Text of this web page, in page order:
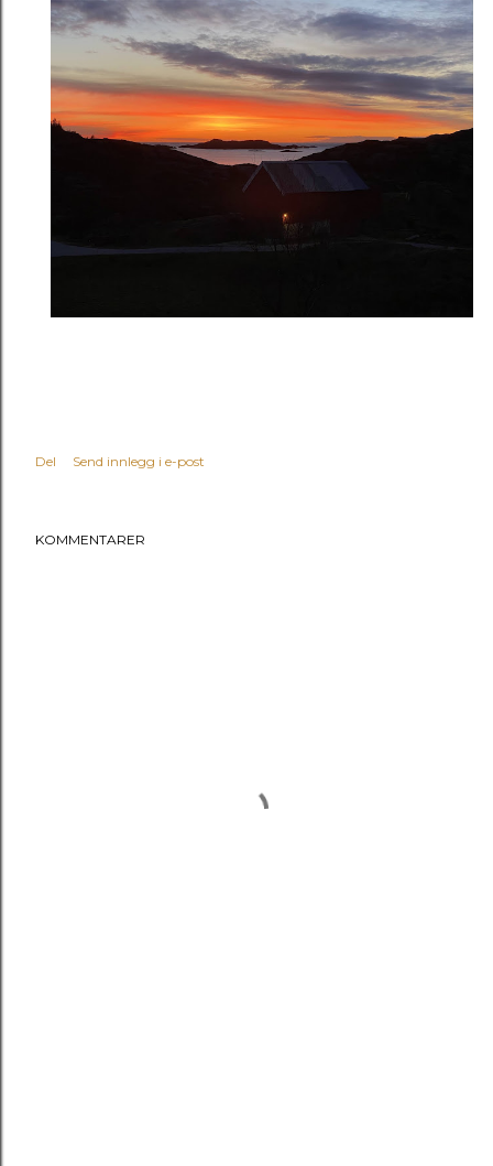
Del Send innlegg i e-post
KOMMENTARER